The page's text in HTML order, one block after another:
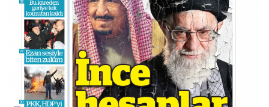
YouTube
Editörden
Yazarlar
Kemal Özer
Mahmut Toptaş